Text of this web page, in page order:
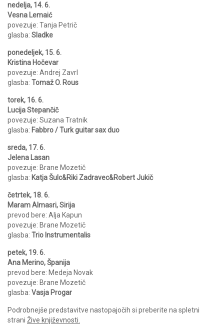
nedelja, 14. 6.
Vesna Lemaić
povezuje: Tanja Petrič
glasba: Sladke
ponedeljek, 15. 6.
Kristina Hočevar
povezuje: Andrej Zavrl
glasba: Tomaž O. Rous
torek, 16. 6.
Lucija Stepančič
povezuje: Suzana Tratnik
glasba: Fabbro / Turk guitar sax duo
sreda, 17. 6.
Jelena Lasan
povezuje: Brane Mozetič
glasba: Katja Šulc&Riki Zadravec&Robert Jukič
četrtek, 18. 6.
Maram Almasri, Sirija
prevod bere: Alja Kapun
povezuje: Brane Mozetič
glasba: Trio Instrumentalis
petek, 19. 6.
Ana Merino, Španija
prevod bere: Medeja Novak
povezuje: Brane Mozetič
glasba: Vasja Progar
Podrobnejše predstavitve nastopajočih si preberite na spletni
strani Žive književnosti.